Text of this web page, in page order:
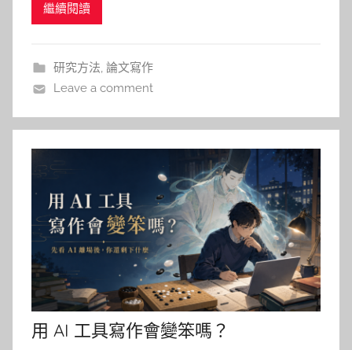
做成可測量、可檢驗，也能承受頂刊審稿挑戰的研
繼續閱讀
研究方法, 論文寫作
Leave a comment
用 AI 工具寫作會變笨嗎？